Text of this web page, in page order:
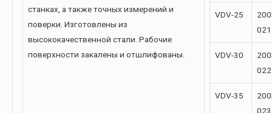
станках, а также точных измерений и
поверки. Изготовлены из
высококачественной стали. Рабочие
поверхности закалены и отшлифованы.
VDV-25
021
VDV-30
022
VDV-35
023